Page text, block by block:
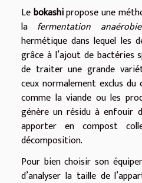
Lebokashipropose une
la fermentation anaérobie
hermétique dans lequel les
grâce à l’ajout de bactéries
de traiter une grande
ceux normalement exclus
comme la viande ou les
génère un résidu à enfouir
apporter en compost
décomposition.
Pour bien choisir son
d’analyser la taille de